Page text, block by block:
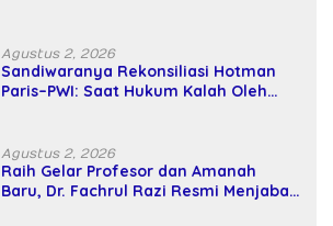
Agustus 2, 2026
Sandiwaranya Rekonsiliasi Hotman
Paris–PWI: Saat Hukum Kalah Oleh
Agustus 2, 2026
Raih Gelar Profesor dan Amanah
Baru, Dr. Fachrul Razi Resmi Menjabat